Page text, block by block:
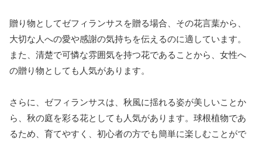
贈り物としてゼフィランサスを贈る場合、その花言葉から、
大切な人への愛や感謝の気持ちを伝えるのに適しています。
また、清楚で可憐な雰囲気を持つ花であることから、女性へ
の贈り物としても人気があります。
さらに、ゼフィランサスは、秋風に揺れる姿が美しいことか
ら、秋の庭を彩る花としても人気があります。球根植物であ
るため、育てやすく、初心者の方でも簡単に楽しむことがで